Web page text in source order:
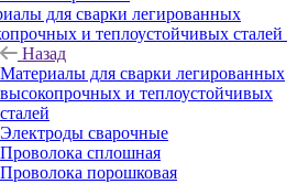
для сварки легированных
и теплоустойчивых сталей
Назад
Материалы для сварки легированных
высокопрочных и теплоустойчивых
сталей
Электроды сварочные
Проволока сплошная
Проволока порошковая